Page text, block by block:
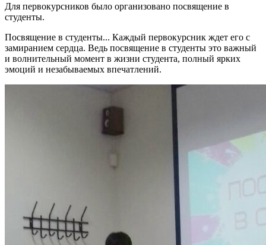
Для первокурсников было организовано посвящение в
студенты.
Посвящение в студенты... Каждый первокурсник ждет его с
замиранием сердца. Ведь посвящение в студенты это важный
и волнительный момент в жизни студента, полный ярких
эмоций и незабываемых впечатлений.